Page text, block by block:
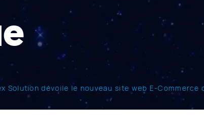
Solution dévoile le nouveau site web E-Commerce